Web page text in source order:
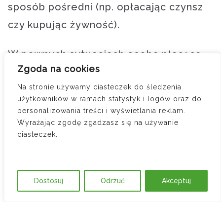
Zgoda na cookies
Na stronie używamy ciasteczek do śledzenia
użytkowników w ramach statystyk i logów oraz do
personalizowania treści i wyświetlania reklam.
Wyrażając zgodę zgadzasz się na używanie
ciasteczek.
Dostosuj Odrzuć Akceptuj
sposób pośredni (np. opłacając czynsz
czy kupując żywność).
W pewnych sytuacjach osoba płacąca
alimenty może domagać się
pośredniego wglądu w sytuację
finansową matki dziecka, ale trzeba
będzie dokonać tego za pośrednictwem
alimentów są faktycznie wydatkowane